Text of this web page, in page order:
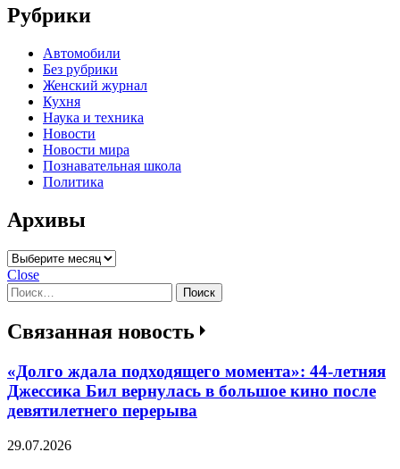
Рубрики
Автомобили
Без рубрики
Женский журнал
Кухня
Наука и техника
Новости
Новости мира
Познавательная школа
Политика
Архивы
Архивы
Close
Найти:
Связанная новость
«Долго ждала подходящего момента»: 44-летняя
Джессика Бил вернулась в большое кино после
девятилетнего перерыва
29.07.2026